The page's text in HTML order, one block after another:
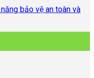
bảo vệ an toàn và